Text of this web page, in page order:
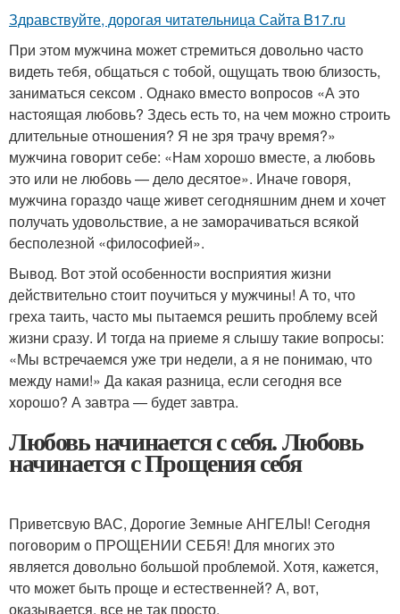
Здравствуйте, дорогая читательница Сайта B17.ru
При этом мужчина может стремиться довольно часто
видеть тебя, общаться с тобой, ощущать твою близость,
заниматься сексом . Однако вместо вопросов «А это
настоящая любовь? Здесь есть то, на чем можно строить
длительные отношения? Я не зря трачу время?»
мужчина говорит себе: «Нам хорошо вместе, а любовь
это или не любовь — дело десятое». Иначе говоря,
мужчина гораздо чаще живет сегодняшним днем и хочет
получать удовольствие, а не заморачиваться всякой
бесполезной «философией».
Вывод. Вот этой особенности восприятия жизни
действительно стоит поучиться у мужчины! А то, что
греха таить, часто мы пытаемся решить проблему всей
жизни сразу. И тогда на приеме я слышу такие вопросы:
«Мы встречаемся уже три недели, а я не понимаю, что
между нами!» Да какая разница, если сегодня все
хорошо? А завтра — будет завтра.
Любовь начинается с себя. Любовь
начинается с Прощения себя
Приветсвую ВАС, Дорогие Земные АНГЕЛЫ! Сегодня
поговорим о ПРОЩЕНИИ СЕБЯ! Для многих это
является довольно большой проблемой. Хотя, кажется,
что может быть проще и естественней? А, вот,
оказывается, все не так просто.